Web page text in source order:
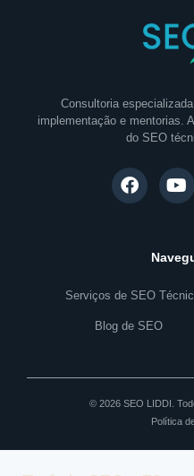
Consultoria
implementação e mentorias.
do SEO
Serviços de SEO
Blog de SEO
© 2026 SEO LIDDI.
Política